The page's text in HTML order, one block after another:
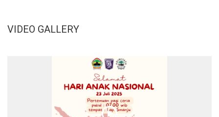
VIDEO GALLERY